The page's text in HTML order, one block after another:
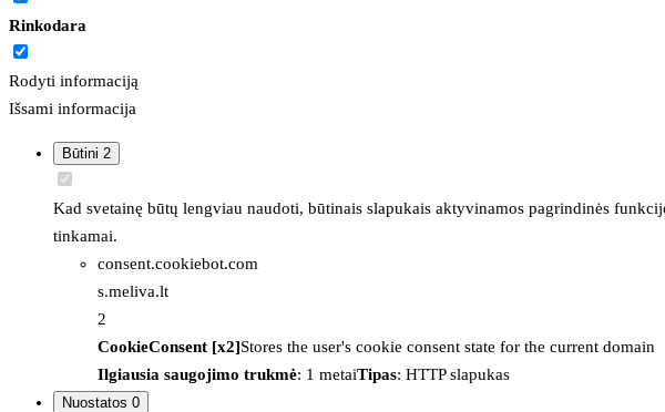
Rinkodara
Rodyti informaciją
Išsami informacija
Būtini 2
Kad svetainę būtų lengviau naudoti, būtinais slapukais aktyvinamos pagrindinės
tinkamai.
consent.cookiebot.com
s.meliva.lt
2
CookieConsent [x2]Stores the user's cookie consent state for the current domain
Ilgiausia saugojimo trukmė: 1 metaiTipas: HTTP slapukas
Nuostatos 0